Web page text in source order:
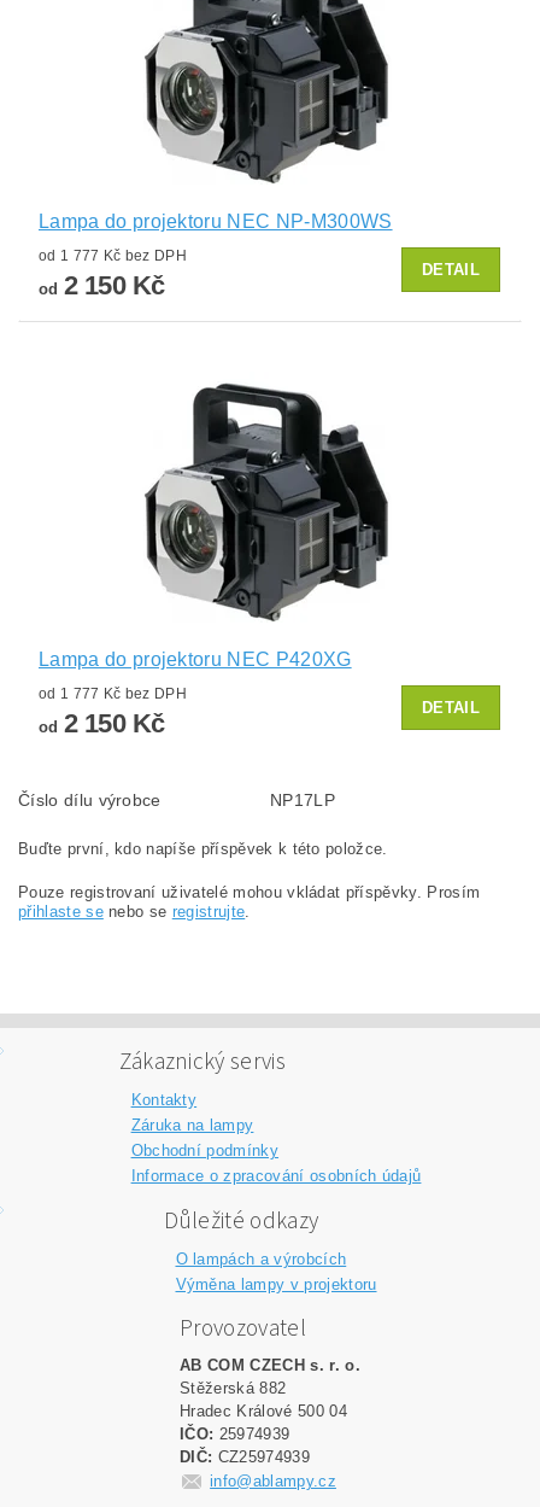
Lampa do projektoru NEC NP-M300WS
od 1 777 Kč bez DPH
od 2 150 Kč
DETAIL
Lampa do projektoru NEC P420XG
od 1 777 Kč bez DPH
od 2 150 Kč
DETAIL
Číslo dílu výrobce NP17LP
Buďte první, kdo napíše příspěvek k této položce.
Pouze registrovaní uživatelé mohou vkládat příspěvky. Prosím
přihlaste senebo se registrujte.
Zákaznický servis
Kontakty
Záruka na lampy
Obchodní podmínky
Informace o zpracování osobních údajů
Důležité odkazy
O lampách a výrobcích
Výměna lampy v projektoru
Provozovatel
AB COM CZECH s. r. o.
Stěžerská 882
Hradec Králové 500 04
IČO: 25974939
DIČ: CZ25974939
info@ablampy.cz